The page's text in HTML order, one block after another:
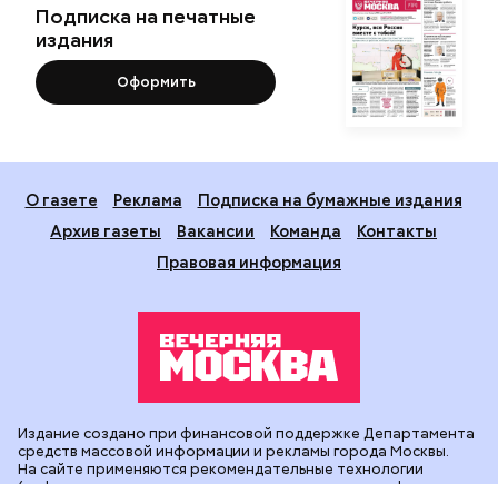
Подписка на печатные
издания
Оформить
О газете Реклама
Подписка на бумажные издания
Архив газеты
Вакансии Команда
Контакты
Правовая информация
Издание создано при финансовой поддержке Департамента
средств массовой информации и рекламы города Москвы.
На сайте применяются рекомендательные технологии